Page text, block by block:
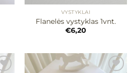
VYSTYKLAI
Flanelės vystyklas 1vnt.
€6,20